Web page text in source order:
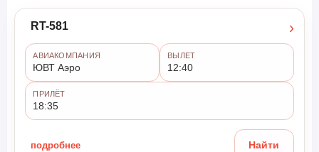
RT-581 ›
АВИАКОМПАНИЯ
ЮВТ Аэро
ВЫЛЕТ
12:40
ПРИЛЁТ
18:35
подробнее Найти